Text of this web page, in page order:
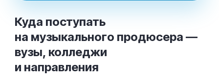
Куда поступать
на музыкального продюсера —
вузы, колледжи
и направления